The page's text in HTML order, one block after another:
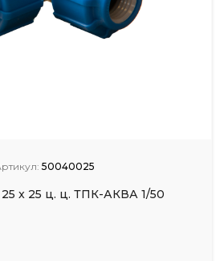
50040025
x 25 ц. ц. ТПК-АКВА 1/50